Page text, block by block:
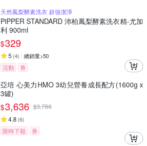
天然鳳梨酵素洗衣 超強潔淨
PiPPER STANDARD 沛柏鳳梨酵素洗衣精-尤加
利 900ml
$329
5 (4) 總銷量>50
活動 券
亞培 心美力HMO 3幼兒營養成長配方(1600g x
3罐)
$3,636 $3,786
4.8 (6)
限時下殺 券